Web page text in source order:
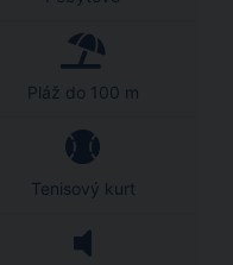
Pláž do 100 m
Tenisový kurt